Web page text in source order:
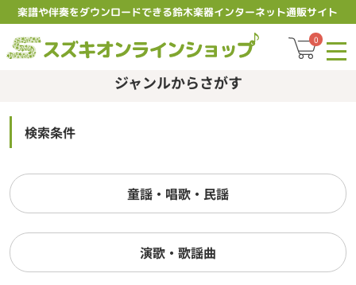
楽譜や伴奏をダウンロードできる鈴木楽器インターネット通販サイト
スズキ
0
ジャンルからさがす
検索条件
童謡・唱歌・民謡
演歌・歌謡曲